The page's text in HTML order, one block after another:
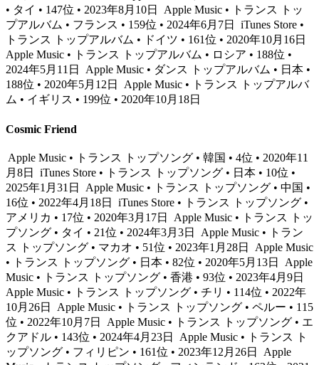
• タイ • 147位 • 2023年8月10日
Apple Music • トランス トッ
プアルバム • フランス • 159位 • 2024年6月7日
iTunes Store •
トランス トップアルバム • ドイツ • 161位 • 2020年10月16日
Apple Music • トランス トップアルバム • ロシア • 188位 •
2024年5月11日
Apple Music • ダンス トップアルバム • 日本 •
188位 • 2020年5月12日
Apple Music • トランス トップアルバ
ム • イギリス • 199位 • 2020年10月18日
Cosmic Friend
Apple Music • トランス トップソング • 韓国 • 4位 • 2020年11
月8日
iTunes Store • トランス トップソング • 日本 • 10位 •
2025年1月31日
Apple Music • トランス トップソング • 中国 •
16位 • 2022年4月18日
iTunes Store • トランス トップソング •
アメリカ • 17位 • 2020年3月17日
Apple Music • トランス トッ
プソング • タイ • 21位 • 2024年3月3日
Apple Music • トラン
ス トップソング • マカオ • 51位 • 2023年1月28日
Apple Music
• トランス トップソング • 日本 • 82位 • 2020年5月13日
Apple
Music • トランス トップソング • 香港 • 93位 • 2023年4月9日
Apple Music • トランス トップソング • チリ • 114位 • 2022年
10月26日
Apple Music • トランス トップソング • ペルー • 115
位 • 2022年10月7日
Apple Music • トランス トップソング • エ
クアドル • 143位 • 2024年4月23日
Apple Music • トランス ト
ップソング • フィリピン • 161位 • 2023年12月26日
Apple